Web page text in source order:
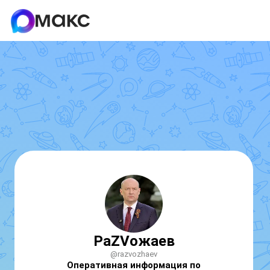
РаZVожаев
@razvozhaev
Оперативная информация по